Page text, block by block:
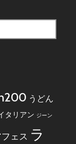
うどん
タリアン ジーン
ェス ラ